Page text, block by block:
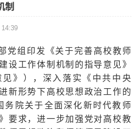
制
14:39
党组印发《关于完善高校教师
设工作体制机制的指导意见》
见》），深入落实《中共中央
新形势下高校思想政治工作的
务院关于全面深化新时代教师
要求，进一步加强党对高校教